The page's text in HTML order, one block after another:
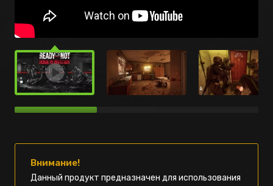
Внимание!
Данный продукт предназначен для использования